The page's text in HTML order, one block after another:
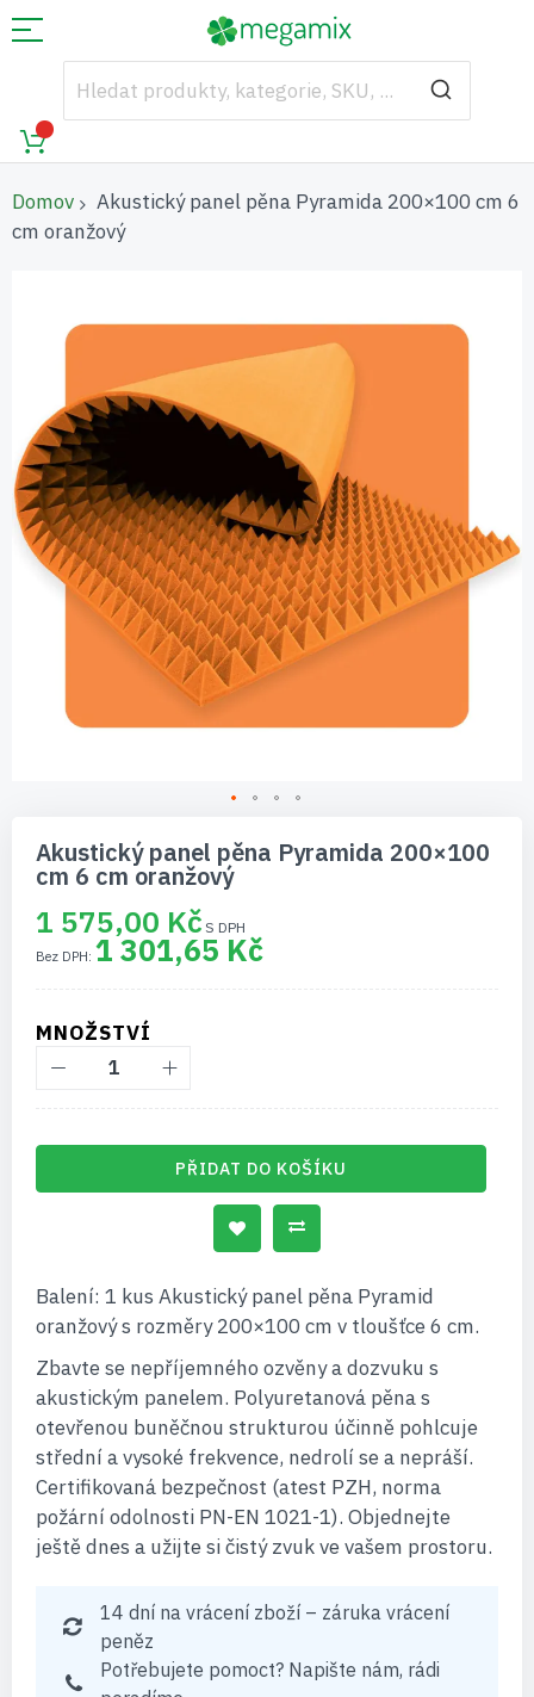
Domov
Akustický panel pěna Pyramida 200×100 cm 6
cm oranžový
začátek
galerie
obrázky
Akustický panel pěna Pyramida 200×100
cm 6 cm oranžový
1 575,00 Kč
1 301,65 Kč
MNOŽSTVÍ
PŘIDAT DO KOŠÍKU
Balení: 1 kus Akustický panel pěna Pyramid
oranžový s rozměry 200×100 cm v tloušťce 6 cm.
Zbavte se nepříjemného ozvěny a dozvuku s
akustickým panelem. Polyuretanová pěna s
otevřenou buněčnou strukturou účinně pohlcuje
střední a vysoké frekvence, nedrolí se a nepráší.
Certifikovaná bezpečnost (atest PZH, norma
požární odolnosti PN-EN 1021-1). Objednejte
ještě dnes a užijte si čistý zvuk ve vašem prostoru.
14 dní na vrácení zboží – záruka vrácení
peněz
Potřebujete pomoct? Napište nám, rádi